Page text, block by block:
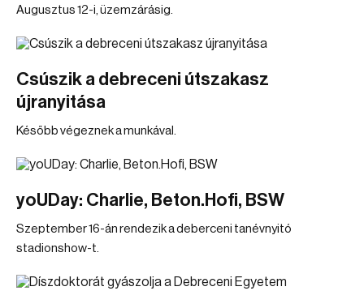
Augusztus 12-i, üzemzárásig.
Csúszik a debreceni útszakasz
újranyitása
Később végeznek a munkával.
yoUDay: Charlie, Beton.Hofi, BSW
Szeptember 16-án rendezik a deberceni tanévnyitó
stadionshow-t.